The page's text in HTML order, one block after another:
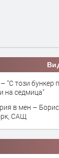
"С този бункер
на седмица"
в мен –
САЩ